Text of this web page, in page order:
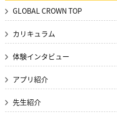
GLOBAL CROWN TOP
カリキュラム
体験インタビュー
アプリ紹介
先生紹介